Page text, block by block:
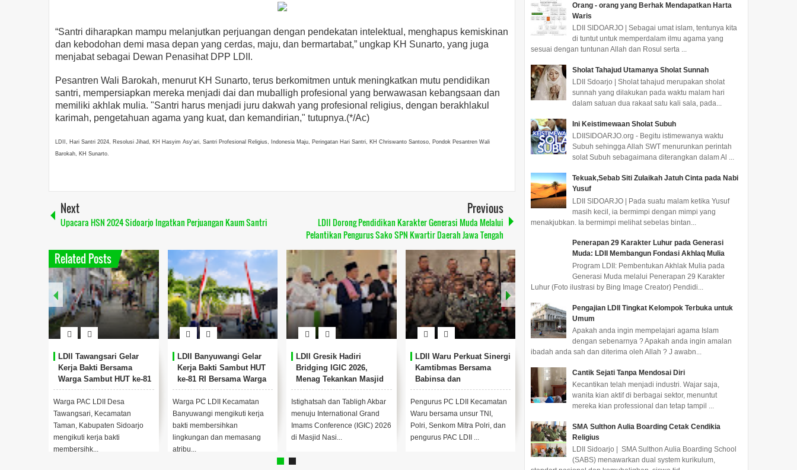
“Santri diharapkan mampu melanjutkan perjuangan dengan pendekatan intelektual, menghapus kemiskinan
dan kebodohan demi masa depan yang cerdas, maju, dan bermartabat,” ungkap KH Sunarto, yang juga
menjabat sebagai Dewan Penasihat DPP LDII.
Pesantren Wali Barokah, menurut KH Sunarto, terus berkomitmen untuk meningkatkan mutu pendidikan
santri, mempersiapkan mereka menjadi dai dan muballigh profesional yang berwawasan kebangsaan dan
memiliki akhlak mulia. "Santri harus menjadi juru dakwah yang profesional religius, dengan berakhlakul
karimah, pengetahuan agama yang kuat, dan kemandirian," tutupnya.(*/Ac)
LDII, Hari Santri 2024, Resolusi Jihad, KH Hasyim Asy'ari, Santri Profesional Religius, Indonesia Maju, Peringatan Hari Santri, KH Chriswanto Santoso, Pondok Pesantren Wali
Barokah, KH Sunarto.
Next
Upacara HSN 2024 Sidoarjo Ingatkan Perjuangan Kaum Santri
Previous
LDII Dorong Pendidikan Karakter Generasi Muda Melalui
Pelantikan Pengurus Sako SPN Kwartir Daerah Jawa Tengah
Related Posts
LDII Tawangsari Gelar
Kerja Bakti Bersama
Warga Sambut HUT ke-81
RI
Warga PAC LDII Desa
Tawangsari, Kecamatan
Taman, Kabupaten Sidoarjo
mengikuti kerja bakti
membersihk...
LDII Banyuwangi Gelar
Kerja Bakti Sambut HUT
ke-81 RI Bersama Warga
Warga PC LDII Kecamatan
Banyuwangi mengikuti kerja
bakti membersihkan
lingkungan dan memasang
atribu...
LDII Gresik Hadiri
Bridging IGIC 2026,
Menag Tekankan Masjid
sebagai Pusat
Pemberdayaan Umat
Istighatsah dan Tabligh Akbar
menuju International Grand
Imams Conference (IGIC) 2026
di Masjid Nasi...
LDII Waru Perkuat Sinergi
Kamtibmas Bersama
Babinsa dan
Bhabinkamtibmas
Pengurus PC LDII Kecamatan
Waru bersama unsur TNI,
Polri, Senkom Mitra Polri, dan
pengurus PAC LDII ...
LDII Balongbendo
Audiensi dengan
Kapolsek Baru Perkuat
Sinergi Kamtibmas
Pengurus PC LDII Kecamatan
Senkom Mitra Polri melakukan
audiensi dan silaturahmi...
LDII Mimika Serahkan
Majalah Nuansa Persada
Timika
Pengurus PAC LDII Kelurahan
Majalah Nuansa Persada edisi
Orang - orang yang Berhak Mendapatkan Harta
Waris
LDII SIDOARJO | Sebagai umat islam, tentunya kita
di tuntut untuk memperdalam ilmu agama yang
sesuai dengan tuntunan Allah dan Rosul serta ...
Sholat Tahajud Utamanya Sholat Sunnah
LDII Sdoarjo | Sholat tahajud merupakan sholat
sunnah yang dilakukan pada waktu malam hari
dalam satuan dua rakaat satu kali sala, pada...
Ini Keistimewaan Sholat Subuh
LDIISIDOARJO.org - Begitu istimewanya waktu
Subuh sehingga Allah SWT menurunkan perintah
solat Subuh sebagaimana diterangkan dalam Al ...
Tekuak,Sebab Siti Zulaikah Jatuh Cinta pada Nabi
Yusuf
LDII SIDOARJO | Pada suatu malam ketika Yusuf
masih kecil, ia bermimpi dengan mimpi yang
menakjubkan. Ia bermimpi melihat sebelas bintan...
Penerapan 29 Karakter Luhur pada Generasi
Muda: LDII Membangun Fondasi Akhlaq Mulia
Program LDII: Pembentukan Akhlak Mulia pada
Generasi Muda melalui Penerapan 29 Karakter
Luhur (Foto ilustrasi by Bing Image Creator) Pendidi...
Pengajian LDII Tingkat Kelompok Terbuka untuk
Umum
Apakah anda ingin mempelajari agama Islam
dengan sebenarnya ? Apakah anda ingin amalan
ibadah anda sah dan diterima oleh Allah ? J awabn...
Cantik Sejati Tanpa Mendosai Diri
Kecantikan telah menjadi industri. Wajar saja,
wanita kian aktif di berbagai sektor, menuntut
mereka kian professional dan tetap tampil ...
SMA Sulthon Aulia Boarding Cetak Cendikia
Religius
LDII Sidoarjo | SMA Sulthon Aulia Boarding School
(SABS) menawarkan dual system kurikulum,